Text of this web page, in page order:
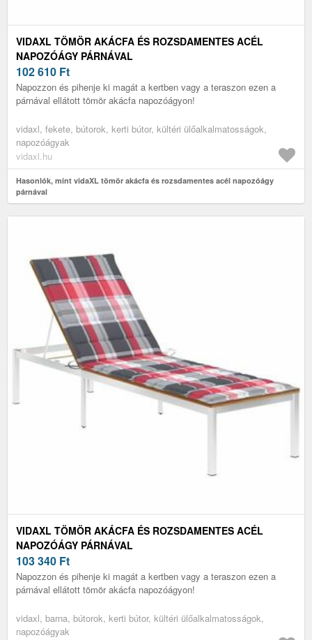
VIDAXL TÖMÖR AKÁCFA ÉS ROZSDAMENTES ACÉL
NAPOZÓÁGY PÁRNÁVAL
102 610 Ft
Napozzon és pihenje ki magát a kertben vagy a teraszon ezen a
párnával ellátott tömör akácfa napozóágyon!
vidaxl, fekete, bútorok, kerti bútor, kültéri ülőalkalmatosságok,
napozóágyak
vidaxl.hu
Hasonlók, mint vidaXL tömör akácfa és rozsdamentes acél napozóágy
párnával
VIDAXL TÖMÖR AKÁCFA ÉS ROZSDAMENTES ACÉL
NAPOZÓÁGY PÁRNÁVAL
103 340 Ft
Napozzon és pihenje ki magát a kertben vagy a teraszon ezen a
párnával ellátott tömör akácfa napozóágyon!
vidaxl, barna, bútorok, kerti bútor, kültéri ülőalkalmatosságok,
napozóágyak